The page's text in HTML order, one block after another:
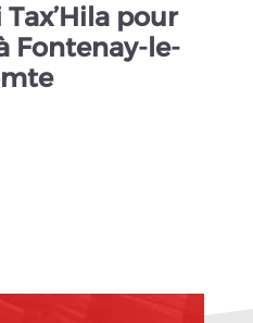
pour
Fontenay-le-